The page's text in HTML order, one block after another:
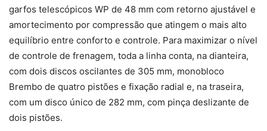
garfos telescópicos WP de 48 mm com retorno ajustável e
amortecimento por compressão que atingem o mais alto
equilíbrio entre conforto e controle. Para maximizar o nível
de controle de frenagem, toda a linha conta, na dianteira,
com dois discos oscilantes de 305 mm, monobloco
Brembo de quatro pistões e fixação radial e, na traseira,
com um disco único de 282 mm, com pinça deslizante de
dois pistões.